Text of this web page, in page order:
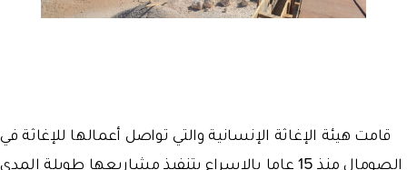
قامت هيئة الإغاثة الإنسانية والتي تواصل أعمالها للإغاثة في
الصومال منذ 15 عاما بالإسراع بتنفيذ مشاريعها طويلة المدى